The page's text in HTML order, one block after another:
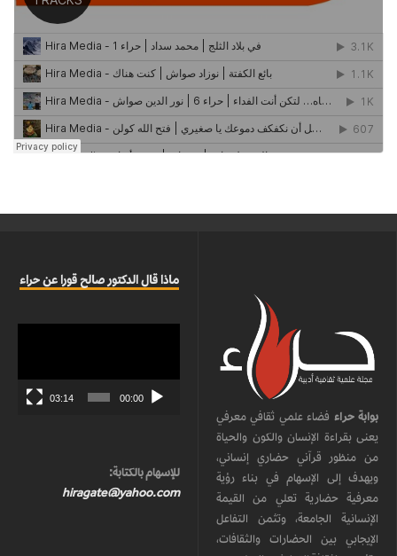
بوابة حراء فضاء علمي ثقافي معرفي
يعنى بقراءة الإنسان والكون والحياة
من منظور قرآني حضاري إنساني،
ويهدف إلى الإسهام في بناء رؤية
معرفية حضارية تعلي من القيمة
الإنسانية الجامعة، وتثمن التفاعل
الإيجابي بين الحضارات والثقافات،
ماذا قال الدكتور صالح قورا عن حراء
00:00
03:14
للإسهام بالكتابة:
hiragate@yahoo.com